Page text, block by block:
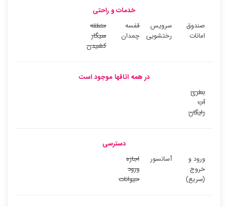
خدمات و راحتی
صندوق
امانات
سرویس
رختشویی
قفسه
چمدان
منطقه
سیگار
کشیدن
در همه اتاقها موجود است
بطری
آب
رایگان
دسترسی
ورود و
خروج
(سریع)
آسانسور
اجازه
ورود
حیوانات